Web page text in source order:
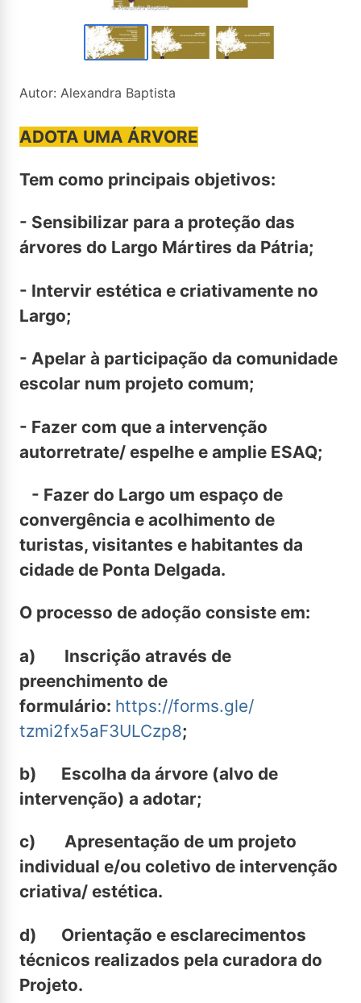
Autor: Alexandra Baptista
ADOTA UMA ÁRVORE
Tem como principais objetivos:
- Sensibilizar para a proteção das
árvores do Largo Mártires da Pátria;
- Intervir estética e criativamente no
Largo;
- Apelar à participação da comunidade
escolar num projeto comum;
- Fazer com que a intervenção
autorretrate/ espelhe e amplie ESAQ;
- Fazer do Largo um espaço de
convergência e acolhimento de
turistas, visitantes e habitantes da
cidade de Ponta Delgada.
O processo de adoção consiste em:
a) Inscrição através de
preenchimento de
formulário: https://forms.gle/
tzmi2fx5aF3ULCzp8;
b) Escolha da árvore (alvo de
intervenção) a adotar;
c) Apresentação de um projeto
individual e/ou coletivo de intervenção
criativa/ estética.
d) Orientação e esclarecimentos
técnicos realizados pela curadora do
Projeto.